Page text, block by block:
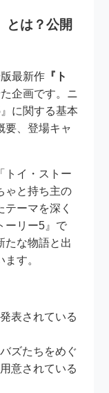
とは？公開
最新作 『ト
企画です。ニ
に関する基本
要、登場キャ
トイ・ストー
ゃと持ち主の
ーマを深く
ーリー5』で
たな物語と出
す。
表されている
ズたちをめぐ
意されている